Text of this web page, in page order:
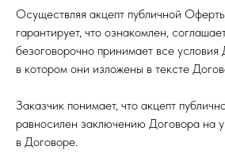
Осуществляя акцепт публичной
гарантирует, что ознакомлен,
безоговорочно принимает все
в котором они изложены в тексте
Заказчик понимает, что акцепт
равносилен заключению Договора на
в Договоре.